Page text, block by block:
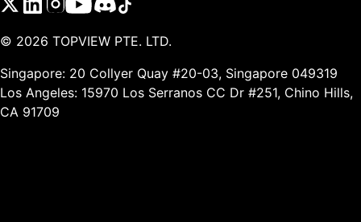
© 2026 TOPVIEW PTE. LTD.
Singapore: 20 Collyer Quay #20-03, Singapore 049319
Los Angeles: 15970 Los Serranos CC Dr #251, Chino Hills,
CA 91709